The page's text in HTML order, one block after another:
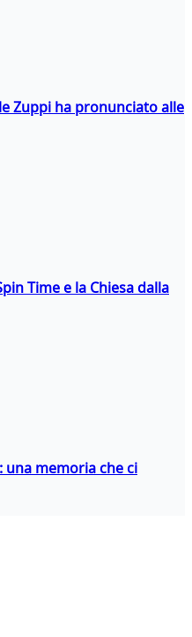
Zuppi ha pronunciato alle
Time e la Chiesa dalla
memoria che ci